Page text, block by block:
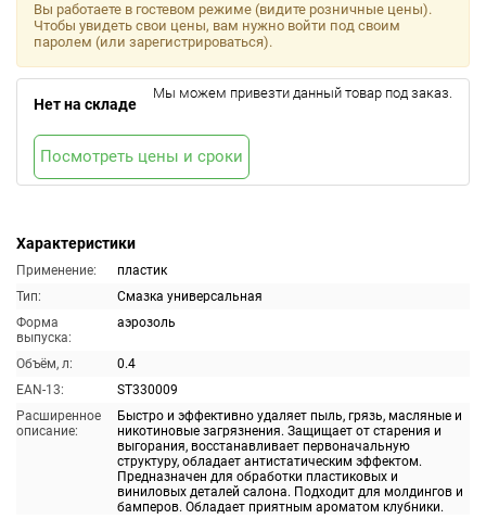
Характеристики
Применение:
пластик
Тип:
Смазка универсальная
Форма
выпуска:
аэрозоль
Объём, л:
0.4
EAN-13:
ST330009
Расширенное
описание:
Быстро и эффективно удаляет пыль, грязь, масляные и
никотиновые загрязнения. Защищает от старения и
выгорания, восстанавливает первоначальную
структуру, обладает антистатическим эффектом.
Предназначен для обработки пластиковых и
виниловых деталей салона. Подходит для молдингов и
бамперов. Обладает приятным ароматом клубники.
Вы работаете в гостевом режиме (видите розничные цены).
Чтобы увидеть свои цены, вам нужно войти под своим
паролем (или зарегистрироваться).
Нет на складе
Мы можем привезти данный товар под заказ.
Посмотреть цены и сроки